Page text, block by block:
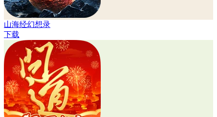
山海经幻想录
下载